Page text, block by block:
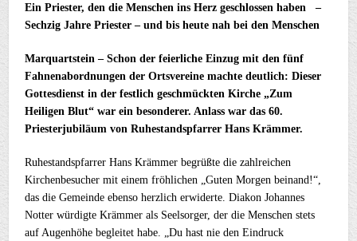
Ein Priester, den die Menschen ins Herz geschlossen haben –
Sechzig Jahre Priester – und bis heute nah bei den Menschen
Marquartstein – Schon der feierliche Einzug mit den fünf
Fahnenabordnungen der Ortsvereine machte deutlich: Dieser
Gottesdienst in der festlich geschmückten Kirche „Zum
Heiligen Blut“ war ein besonderer. Anlass war das 60.
Priesterjubiläum von Ruhestandspfarrer Hans Krämmer.
Ruhestandspfarrer Hans Krämmer begrüßte die zahlreichen
Kirchenbesucher mit einem fröhlichen „Guten Morgen beinand!“,
das die Gemeinde ebenso herzlich erwiderte. Diakon Johannes
Notter würdigte Krämmer als Seelsorger, der die Menschen stets
auf Augenhöhe begleitet habe. „Du hast nie den Eindruck